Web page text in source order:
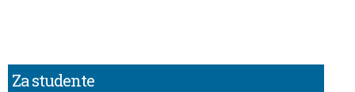
Za studente